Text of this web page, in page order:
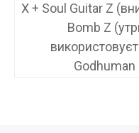
X + Soul Guitar Z
Bomb Z
Godhuman